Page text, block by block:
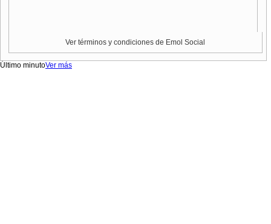
Ver términos y condiciones de Emol Social
Último minutoVer más